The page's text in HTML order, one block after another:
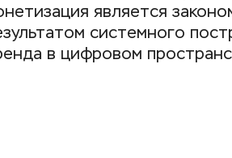
является
системного
в цифровом